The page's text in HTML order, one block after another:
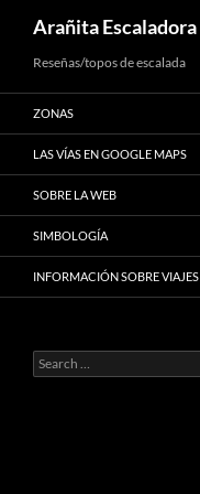
to
content
Arañita Escaladora
Reseñas/topos de escalada
ZONAS
LAS VÍAS EN GOOGLE MAPS
SOBRE LA WEB
SIMBOLOGÍA
INFORMACIÓN SOBRE VIAJES
Search
for: